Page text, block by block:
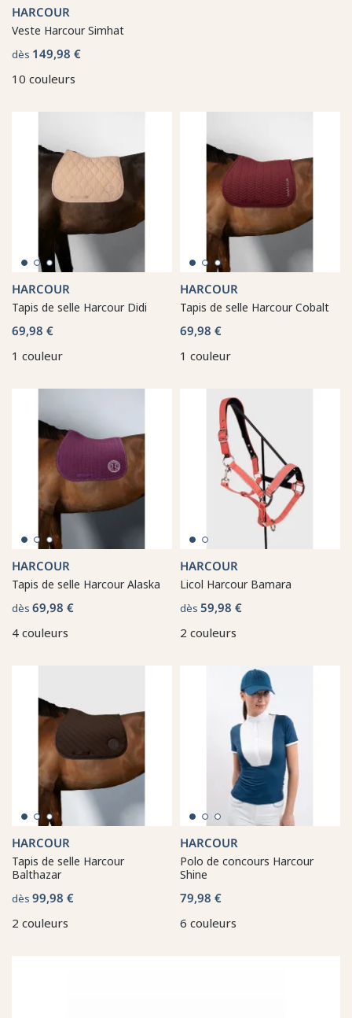
HARCOUR
Veste Harcour Simhat
dès 149,98 €
10 couleurs
HARCOUR
Tapis de selle Harcour Didi
69,98 €
1 couleur
HARCOUR
Tapis de selle Harcour Cobalt
69,98 €
1 couleur
HARCOUR
Tapis de selle Harcour Alaska
dès 69,98 €
4 couleurs
HARCOUR
Licol Harcour Bamara
dès 59,98 €
2 couleurs
HARCOUR
Tapis de selle Harcour
Balthazar
dès 99,98 €
2 couleurs
HARCOUR
Polo de concours Harcour
Shine
79,98 €
6 couleurs